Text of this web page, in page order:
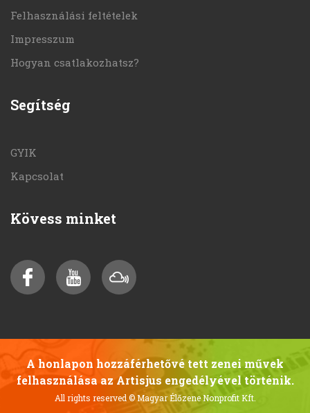
Felhasználási feltételek
Impresszum
Hogyan csatlakozhatsz?
Segítség
GYIK
Kapcsolat
Kövess minket
A honlapon hozzáférhetővé tett zenei művek
felhasználása az Artisjus engedélyével történik.
All rights reserved© Magyar Élőzene Nonprofit Kft.